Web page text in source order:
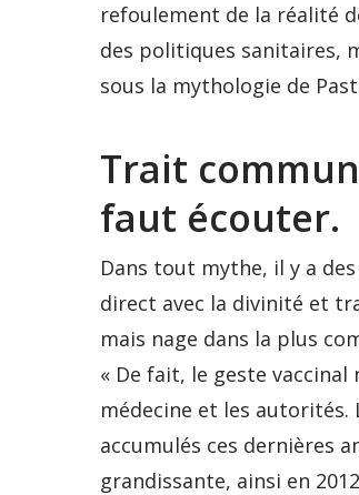
refoulement de la réalité
des politiques sanitaires,
sous la mythologie de
Trait
faut écouter.
Dans tout mythe, il y a
direct avec la divinité et
mais nage dans la plus
« De fait, le geste
médecine et les
accumulés ces dernières
grandissante, ainsi en